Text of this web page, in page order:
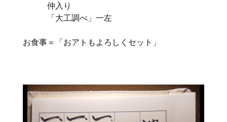
仲入り
「大工調べ」一左
お食事＝「おアトもよろしくセット」